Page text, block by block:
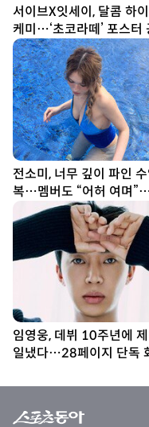
서이브X잇세이, 달콤 하
케미…‘초코라떼’ 포스터
전소미, 너무 깊이 파인 수
복…멤버도 “어허 여며”
[DA★]
임영웅, 데뷔 10주년에
일냈다…28페이지 단독